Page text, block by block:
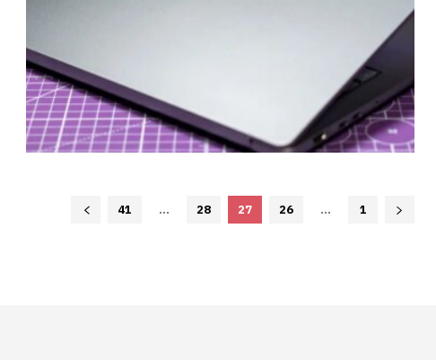
1
...
26
27
28
...
41